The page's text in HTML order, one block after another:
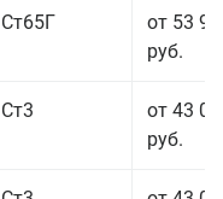
Ст65Г
от 53
руб.
Ст3
от 43
руб.